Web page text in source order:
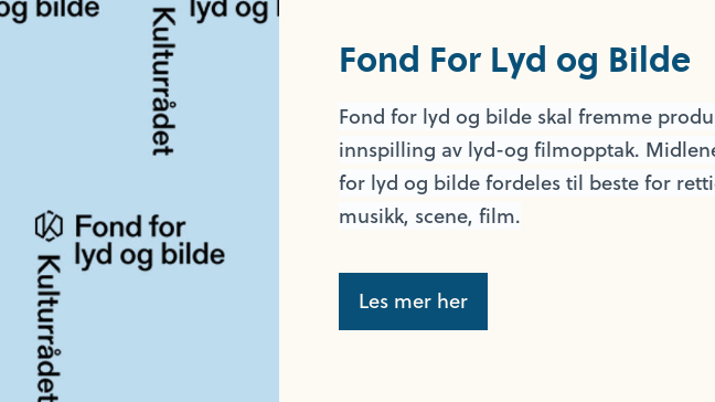
Fond For Lyd og Bilde
Fond for lyd og bilde skal fremme
innspilling av lyd-og filmopptak.
for lyd og bilde fordeles til beste for
musikk, scene, film.
Les mer her